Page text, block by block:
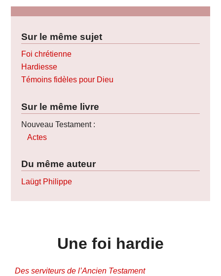
Sur le même sujet
Foi chrétienne
Hardiesse
Témoins fidèles pour Dieu
Sur le même livre
Nouveau Testament :
Actes
Du même auteur
Laügt Philippe
Une foi hardie
Des serviteurs de l’Ancien Testament